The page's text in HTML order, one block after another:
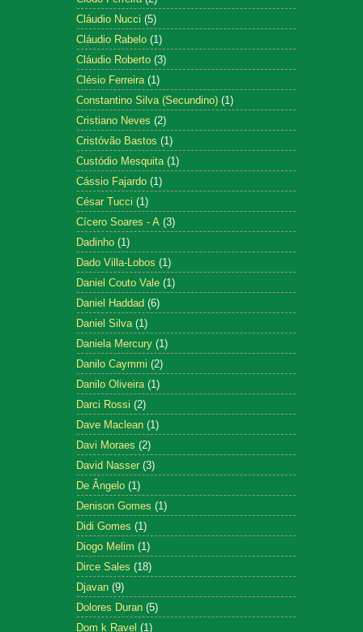
Cláudio Nucci (5)
Cláudio Rabelo (1)
Cláudio Roberto (3)
Clésio Ferreira (1)
Constantino Silva (Secundino) (1)
Cristiano Neves (2)
Cristóvão Bastos (1)
Custódio Mesquita (1)
Cássio Fajardo (1)
César Tucci (1)
Cícero Soares - A (3)
Dadinho (1)
Dado Villa-Lobos (1)
Daniel Couto Vale (1)
Daniel Haddad (6)
Daniel Silva (1)
Daniela Mercury (1)
Danilo Caymmi (2)
Danilo Oliveira (1)
Darci Rossi (2)
Dave Maclean (1)
Davi Moraes (2)
David Nasser (3)
De Ângelo (1)
Denison Gomes (1)
Didi Gomes (1)
Diogo Melim (1)
Dirce Sales (18)
Djavan (9)
Dolores Duran (5)
Dom k Ravel (1)